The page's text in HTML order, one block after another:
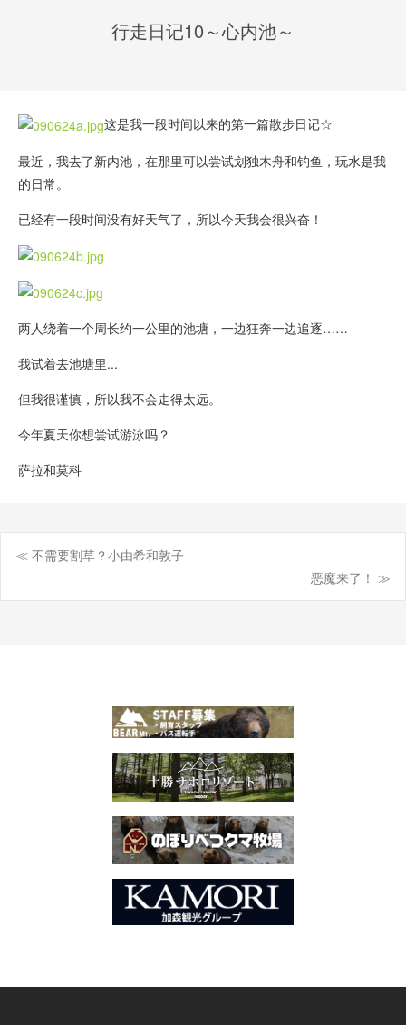
行走日记10～心内池～
这是我一段时间以来的第一篇散步日记☆
最近，我去了新内池，在那里可以尝试划独木舟和钓鱼，玩水是我
的日常。
已经有一段时间没有好天气了，所以今天我会很兴奋！
两人绕着一个周长约一公里的池塘，一边狂奔一边追逐……
我试着去池塘里...
但我很谨慎，所以我不会走得太远。
今年夏天你想尝试游泳吗？
萨拉和莫科
文
≪ 不需要割草？小由希和敦子
恶魔来了！ ≫